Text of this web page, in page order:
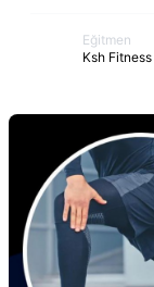
Eğitmen
Ksh